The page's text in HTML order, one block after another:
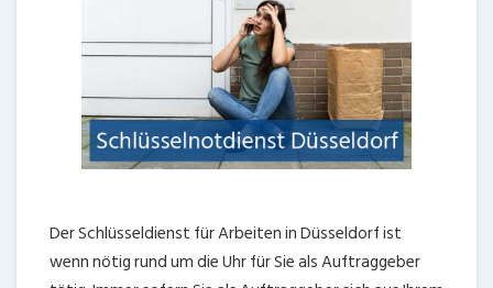
Der Schlüsseldienst für Arbeiten in Düsseldorf ist
wenn nötig rund um die Uhr für Sie als Auftraggeber